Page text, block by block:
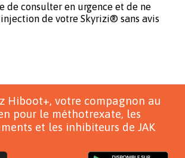
de consulter en urgence et de ne
de votre Skyrizi® sans avis
Hiboot+, votre compagnon au
pour le méthotrexate, les
et les inhibiteurs de JAK